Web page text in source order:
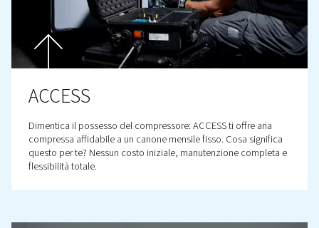
I kit di assistenza originali semplificano la
tutti i ricambi giusti in un unico pacchetto. In questo
possibile ridurre i tempi di fermo, garantire l'affidabilità
sotto controllo i costi.